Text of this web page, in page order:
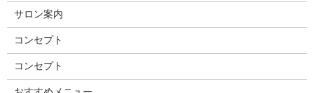
サロン案内
コンセプト
コンセプト